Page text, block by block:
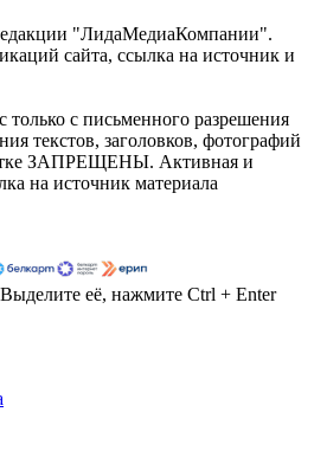
"ЛидаМедиаКомпании".
сайта, ссылка на источник и
только с письменного разрешения
текстов, заголовков, фотографий
ЗАПРЕЩЕНЫ. Активная и
на источник материала
её, нажмите Ctrl + Enter